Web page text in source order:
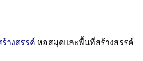
างสรรค์ หอสมุดและพื้นที่สร้างสรรค์